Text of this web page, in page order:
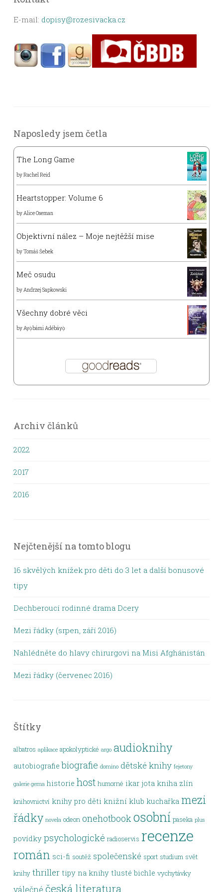
E-mail: dopisy@rozesivacka.cz
Naposledy jsem četla
The Long Game
byRachel Reid
Heartstopper: Volume 6
byAlice Oseman
Objektivní nález – Moje nejtěžší mise
byTomáš Šebek
Meč osudu
byAndrzej Sapkowski
Všechny dobré věci
byAyọ̀bámi Adébáyọ̀
Archiv článků
2022
2017
2016
Nejčtenější na tomto blogu
16 skvělých knížek pro děti do 3 let a další bonusové
tipy
Dechberoucí rodinné drama Dcery
Mezi řádky (srpen, září 2016)
Nahlédněte do hlavy chirurgovi na Misi Afghánistán
Mezi řádky (červenec 2016)
Štítky
albatros aplikace apokolyptické argo audioknihy
autobiografie biografie domino dětské knihy fejetony
galerie gema historie host humorné ikar jota kniha zlín
knihovnictví knihy pro děti knižní klub kuchařka mezi
řádky novela odeon onehotbook osobní paseka plus
povídky psychologické radioservis recenze
román sci-fi soutěž společenské sport studium svět
knihy thriller tipy na knihy tlusté bichle vychytávky
válečné česká literatura